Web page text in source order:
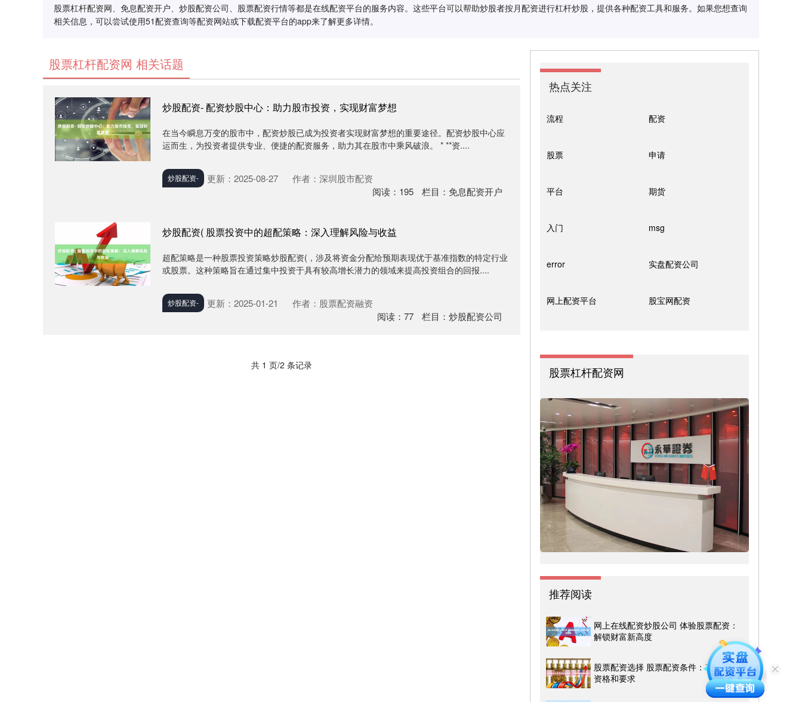
股票杠杆配资网、免息配资开户、炒股配资公司、股票配资行情等都是在线配资平台的服务内容。这些平台可以帮助炒股者按月配资进行杠杆炒股，提供各种配资工具和服务。如果您想查询
相关信息，可以尝试使用51配资查询等配资网站或下载配资平台的app来了解更多详情。
股票杠杆配资网 相关话题
炒股配资- 配资炒股中心：助力股市投资，实现财富梦想
在当今瞬息万变的股市中，配资炒股已成为投资者实现财富梦想的重要途径。配资炒股中心应
运而生，为投资者提供专业、便捷的配资服务，助力其在股市中乘风破浪。 * **资....
炒股配资- 更新：2025-08-27
作者：深圳股市配资
阅读： 195 栏目： 免息配资开户
炒股配资( 股票投资中的超配策略：深入理解风险与收益
超配策略是一种股票投资策略炒股配资(，涉及将资金分配给预期表现优于基准指数的特定行业
或股票。这种策略旨在通过集中投资于具有较高增长潜力的领域来提高投资组合的回报....
炒股配资- 更新：2025-01-21
作者：股票配资融资
阅读： 77 栏目： 炒股配资公司
共 1 页/2 条记录
热点关注
流程 配资
股票 申请
平台 期货
入门 msg
error 实盘配资公司
网上配资平台 股宝网配资
股票杠杆配资网
推荐阅读
网上在线配资炒股公司 体验股票配资：
解锁财富新高度
股票配资选择 股票配资条件：了解申请
资格和要求